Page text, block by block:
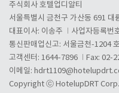
주식회사 호텔업디알티
서울특별시 금천구 가산동 691 대
대표이사: 이송주
사업자등록번
통신판매업신고: 서울금천-1204 호
고객센터: 1644-7896
Fax: 02-
이메일:
Copyright ⓒ HotelupDRT